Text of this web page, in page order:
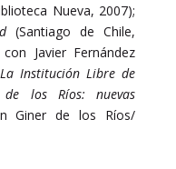
Nueva, 2007);
(Santiago de Chile,
Javier Fernández
La Institución Libre de
de los Ríos: nuevas
Giner de los Ríos/